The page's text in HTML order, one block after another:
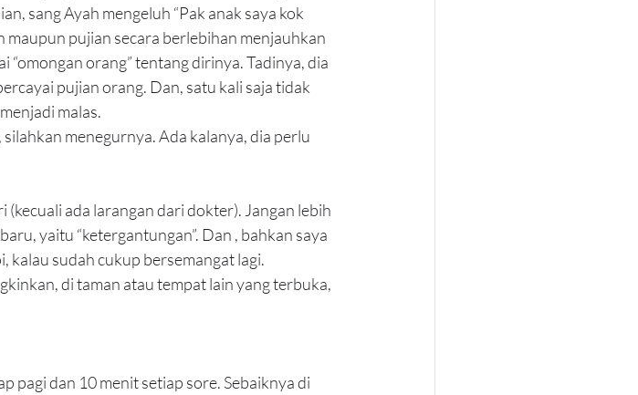
sang Ayah mengeluh “Pak anak saya kok
maupun pujian secara berlebihan menjauhkan
“omongan orang” tentang dirinya. Tadinya, dia
pujian orang. Dan, satu kali saja tidak
malas.
menegurnya. Ada kalanya, dia perlu
ada larangan dari dokter). Jangan lebih
yaitu “ketergantungan”. Dan , bahkan saya
kalau sudah cukup bersemangat lagi.
di taman atau tempat lain yang terbuka,
pagi dan 10 menit setiap sore. Sebaiknya di